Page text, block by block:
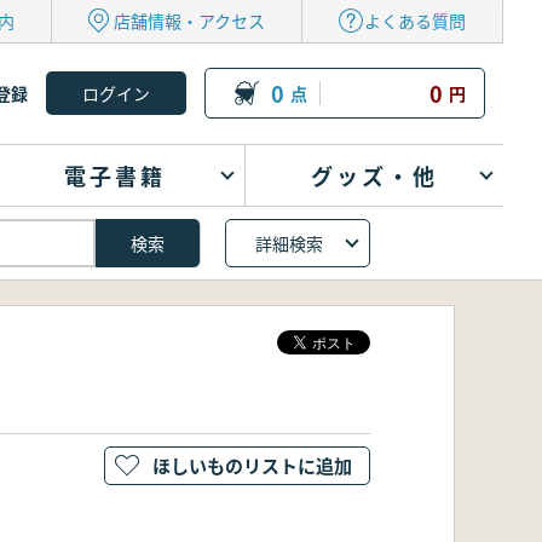
店舗情報・アクセス よくある質問
録 0 点 0 円
電子書籍 グッズ・他
詳細検索
ほしいものリストに追加